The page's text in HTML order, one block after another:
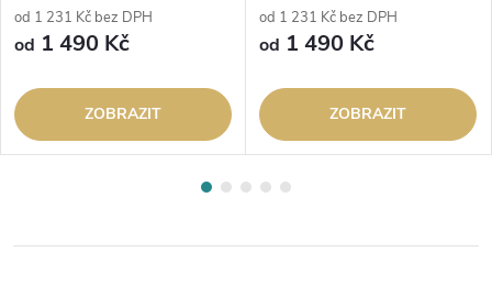
od 1 231 Kč bez DPH
od 1 490 Kč
ZOBRAZIT
od 1 231 Kč bez DPH
od 1 490 Kč
ZOBRAZIT